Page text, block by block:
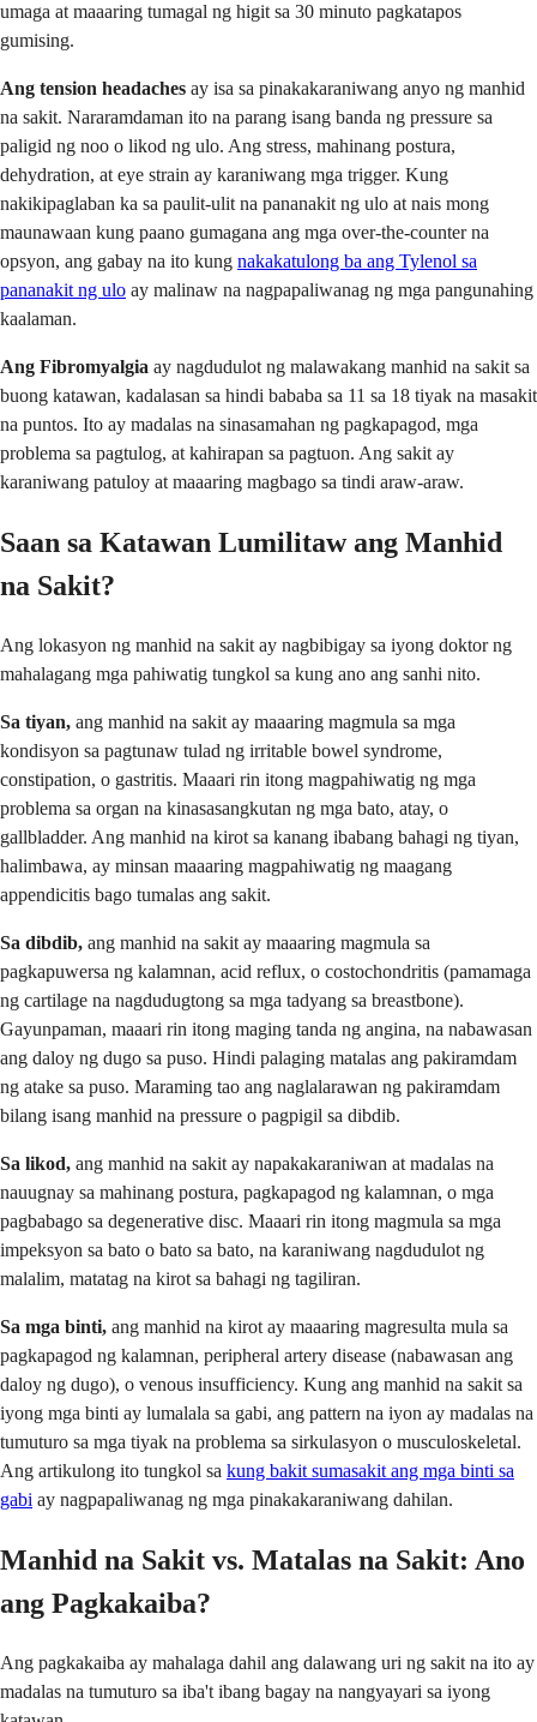
umaga at maaaring tumagal ng higit sa 30 minuto pagkatapos
gumising.
Ang tension headaches ay isa sa pinakakaraniwang anyo ng manhid
na sakit. Nararamdaman ito na parang isang banda ng pressure sa
paligid ng noo o likod ng ulo. Ang stress, mahinang postura,
dehydration, at eye strain ay karaniwang mga trigger. Kung
nakikipaglaban ka sa paulit-ulit na pananakit ng ulo at nais mong
maunawaan kung paano gumagana ang mga over-the-counter na
opsyon, ang gabay na ito kung nakakatulong ba ang Tylenol sa
pananakit ng ulo ay malinaw na nagpapaliwanag ng mga pangunahing
kaalaman.
Ang Fibromyalgia ay nagdudulot ng malawakang manhid na sakit sa
buong katawan, kadalasan sa hindi bababa sa 11 sa 18 tiyak na masakit
na puntos. Ito ay madalas na sinasamahan ng pagkapagod, mga
problema sa pagtulog, at kahirapan sa pagtuon. Ang sakit ay
karaniwang patuloy at maaaring magbago sa tindi araw-araw.
Saan sa Katawan Lumilitaw ang Manhid
na Sakit?
Ang lokasyon ng manhid na sakit ay nagbibigay sa iyong doktor ng
mahalagang mga pahiwatig tungkol sa kung ano ang sanhi nito.
Sa tiyan, ang manhid na sakit ay maaaring magmula sa mga
kondisyon sa pagtunaw tulad ng irritable bowel syndrome,
constipation, o gastritis. Maaari rin itong magpahiwatig ng mga
problema sa organ na kinasasangkutan ng mga bato, atay, o
gallbladder. Ang manhid na kirot sa kanang ibabang bahagi ng tiyan,
halimbawa, ay minsan maaaring magpahiwatig ng maagang
appendicitis bago tumalas ang sakit.
Sa dibdib, ang manhid na sakit ay maaaring magmula sa
pagkapuwersa ng kalamnan, acid reflux, o costochondritis (pamamaga
ng cartilage na nagdudugtong sa mga tadyang sa breastbone).
Gayunpaman, maaari rin itong maging tanda ng angina, na nabawasan
ang daloy ng dugo sa puso. Hindi palaging matalas ang pakiramdam
ng atake sa puso. Maraming tao ang naglalarawan ng pakiramdam
bilang isang manhid na pressure o pagpigil sa dibdib.
Sa likod, ang manhid na sakit ay napakakaraniwan at madalas na
nauugnay sa mahinang postura, pagkapagod ng kalamnan, o mga
pagbabago sa degenerative disc. Maaari rin itong magmula sa mga
impeksyon sa bato o bato sa bato, na karaniwang nagdudulot ng
malalim, matatag na kirot sa bahagi ng tagiliran.
Sa mga binti, ang manhid na kirot ay maaaring magresulta mula sa
pagkapagod ng kalamnan, peripheral artery disease (nabawasan ang
daloy ng dugo), o venous insufficiency. Kung ang manhid na sakit sa
iyong mga binti ay lumalala sa gabi, ang pattern na iyon ay madalas na
tumuturo sa mga tiyak na problema sa sirkulasyon o musculoskeletal.
Ang artikulong ito tungkol sa kung bakit sumasakit ang mga binti sa
gabi ay nagpapaliwanag ng mga pinakakaraniwang dahilan.
Manhid na Sakit vs. Matalas na Sakit: Ano
ang Pagkakaiba?
Ang pagkakaiba ay mahalaga dahil ang dalawang uri ng sakit na ito ay
madalas na tumuturo sa iba't ibang bagay na nangyayari sa iyong